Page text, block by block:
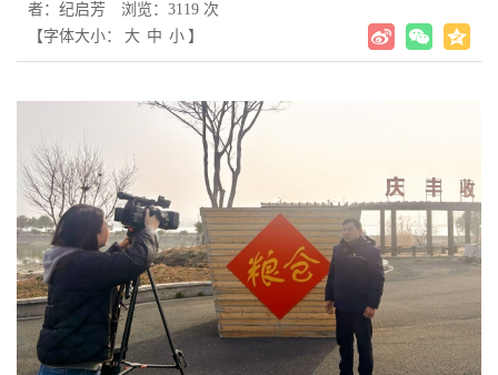
者：纪启芳
浏览：3119 次
【字体大小：
大 中 小 】